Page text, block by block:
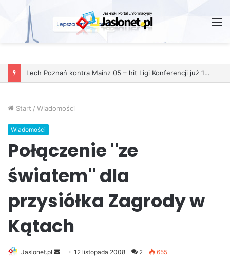
Lech Poznań kontra Mainz 05 – hit Ligi Konferencji już 11 grudnia
Start / Wiadomości
Wiadomości
Połączenie ''ze
światem'' dla
przysiółka Zagrody w
Kątach
Jaslonet.pl 12 listopada 2008 2 655